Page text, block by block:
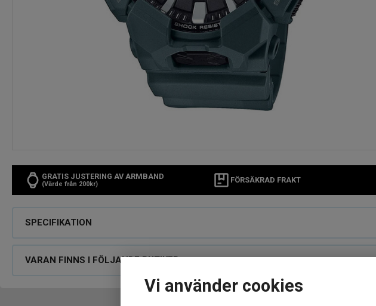
Vi använder cookies
GRATIS JUSTERING AV ARMBAND
(Värde från 200kr) FÖRSÄKRAD FRAKT
SPECIFIKATION
VARAN FINNS I FÖLJANDE BUTIKER